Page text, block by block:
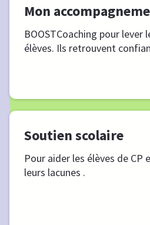
Mon
BOOSTCoaching pour lever
élèves. Ils retrouvent
Soutien scolaire
Pour aider les élèves de CP
leurs lacunes .